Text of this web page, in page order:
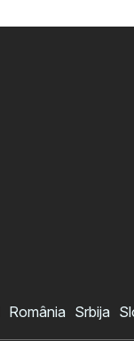
România Srbija